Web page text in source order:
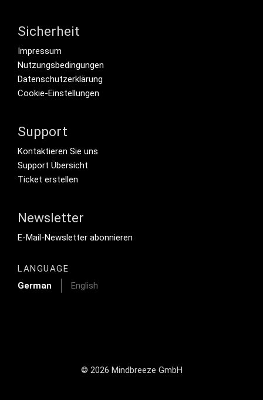
Sicherheit
Footer menu
Impressum
Nutzungsbedingungen
Datenschutzerklärung
Cookie-Einstellungen
Support
Footer Secondary Menu
Kontaktieren Sie uns
Support Übersicht
Ticket erstellen
Newsletter
Footer Tertiary
E-Mail-Newsletter abonnieren
LANGUAGE
German
English
© 2026 Mindbreeze GmbH